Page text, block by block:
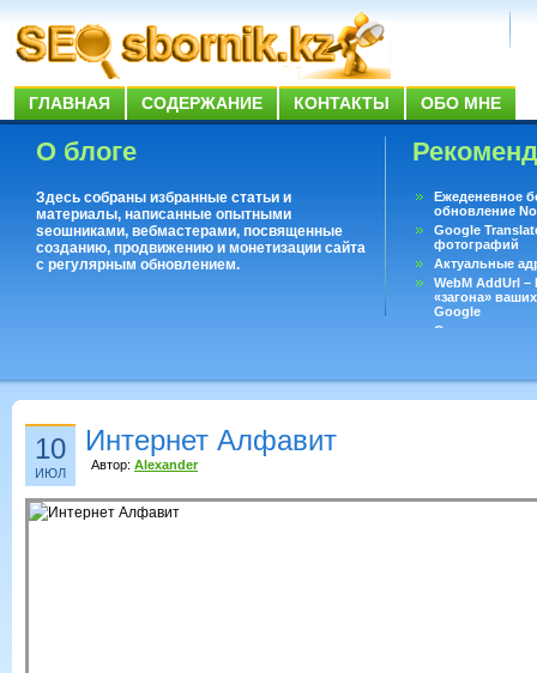
ГЛАВНАЯ СОДЕРЖАНИЕ КОНТАКТЫ ОБО МНЕ
О блоге
Здесь собраны избранные статьи и
материалы, написанные опытными
seoшниками, вебмастерами, посвященные
созданию, продвижению и монетизации сайта
с регулярным обновлением.
Ежеденевное
обновление
Google
фотографий
Актуальные
WebM AddUrl
«загона»
Google
Существует
10
ИЮЛ
Интернет Алфавит
Автор: Alexander